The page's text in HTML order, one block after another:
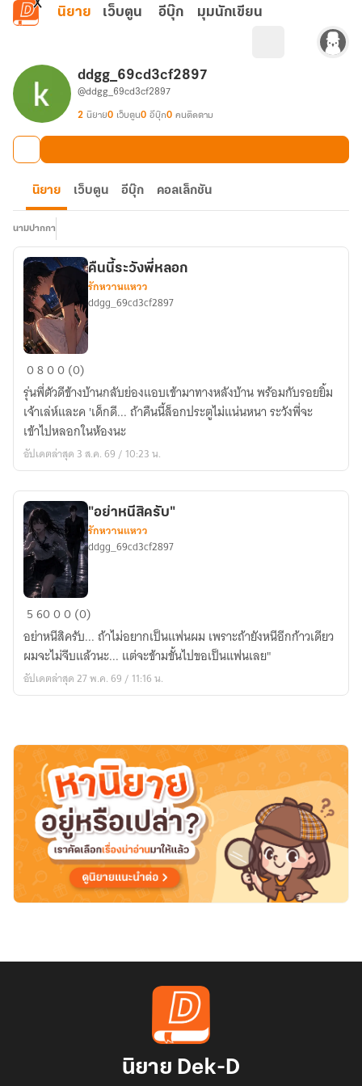
ข้ามไปยังเนื้อหาหลัก
นิยาย เว็บตูน อีบุ๊ก มุมนักเขียน
ddgg_69cd3cf2897
@ddgg_69cd3cf2897
2 นิยาย0 เว็บตูน0 อีบุ๊ก0 คนติดตาม
นิยาย เว็บตูน อีบุ๊ก คอลเล็กชัน
นามปากกา
คืน
นี้
ระวัง
พี่
หลอก
คืนนี้ระวังพี่หลอก
รักหวานแหวว
ddgg_69cd3cf2897
0800 (0)
รุ่นพี่ตัวดีข้างบ้านกลับย่องแอบเข้ามาทางหลังบ้าน พร้อมกับรอยยิ้ม
เจ้าเล่ห์และค 'เด็กดี... ถ้าคืนนี้ล็อกประตูไม่แน่นหนา ระวังพี่จะ
เข้าไปหลอกในห้องนะ
อัปเดตล่าสุด 3 ส.ค. 69 / 10:23 น.
"อย่า
หนี
สิ
ครับ"
"อย่าหนีสิครับ"
รักหวานแหวว
ddgg_69cd3cf2897
56000 (0)
อย่าหนีสิครับ... ถ้าไม่อยากเป็นแฟนผม เพราะถ้ายังหนีอีกก้าวเดียว
ผมจะไม่จีบแล้วนะ... แต่จะข้ามขั้นไปขอเป็นแฟนเลย"
อัปเดตล่าสุด 27 พ.ค. 69 / 11:16 น.
นิยาย Dek-D